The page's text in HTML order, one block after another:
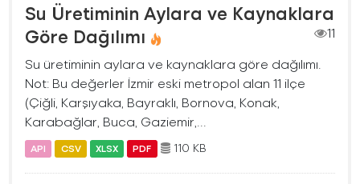
Su Üretiminin Aylara ve Kaynaklara
Göre Dağılımı
11
Su üretiminin aylara ve kaynaklara göre dağılımı.
Not: Bu değerler İzmir eski metropol alan 11 ilçe
(Çiğli, Karşıyaka, Bayraklı, Bornova, Konak,
Karabağlar, Buca, Gaziemir,...
API CSV XLSX PDF 110 KB